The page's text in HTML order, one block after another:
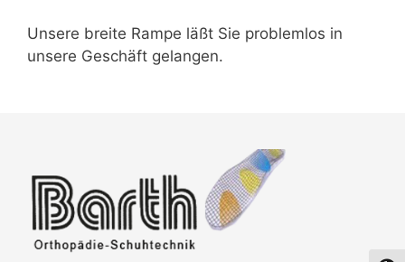
Unsere breite Rampe läßt Sie problemlos in
unsere Geschäft gelangen.